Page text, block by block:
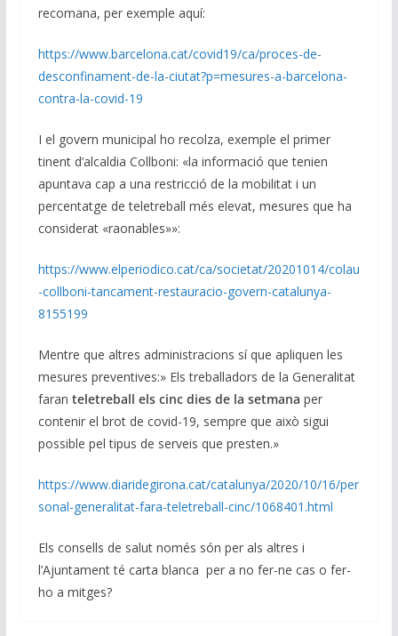
recomana, per exemple aquí:
https://www.barcelona.cat/covid19/ca/proces-de-
desconfinament-de-la-ciutat?p=mesures-a-barcelona-
contra-la-covid-19
I el govern municipal ho recolza, exemple el primer
tinent d’alcaldia Collboni: «la informació que tenien
apuntava cap a una restricció de la mobilitat i un
percentatge de teletreball més elevat, mesures que ha
considerat «raonables»»:
https://www.elperiodico.cat/ca/societat/20201014/colau
-collboni-tancament-restauracio-govern-catalunya-
8155199
Mentre que altres administracions sí que apliquen les
mesures preventives:» Els treballadors de la Generalitat
faran teletreball els cinc dies de la setmana per
contenir el brot de covid-19, sempre que això sigui
possible pel tipus de serveis que presten.»
https://www.diaridegirona.cat/catalunya/2020/10/16/per
sonal-generalitat-fara-teletreball-cinc/1068401.html
Els consells de salut només són per als altres i
l’Ajuntament té carta blanca per a no fer-ne cas o fer-
ho a mitges?